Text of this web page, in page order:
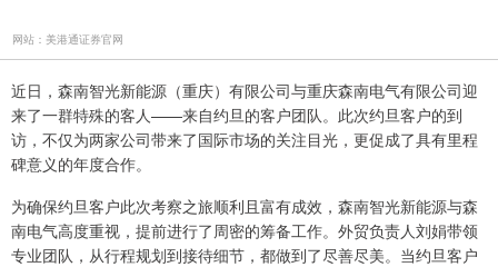
网站：美港通证券官网
近日，森南智光新能源（重庆）有限公司与重庆森南电气有限公司迎
来了一群特殊的客人——来自约旦的客户团队。此次约旦客户的到
访，不仅为两家公司带来了国际市场的关注目光，更促成了具有里程
碑意义的年度合作。
为确保约旦客户此次考察之旅顺利且富有成效，森南智光新能源与森
南电气高度重视，提前进行了周密的筹备工作。外贸负责人刘娟带领
专业团队，从行程规划到接待细节，都做到了尽善尽美。当约旦客户